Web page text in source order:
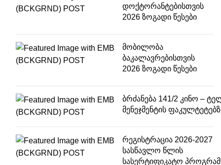
დოქტორანტებისთვის
2026 ზოგადი წესები
მობილობა
ბაკალავრებისთვის
2026 ზოგადი წესები
ბრძანება 141/2 კინო –
მენეჯმენტის
რეგისტრაცია 2026-2027
სასწავლო წლის
სასერტიფიკატო